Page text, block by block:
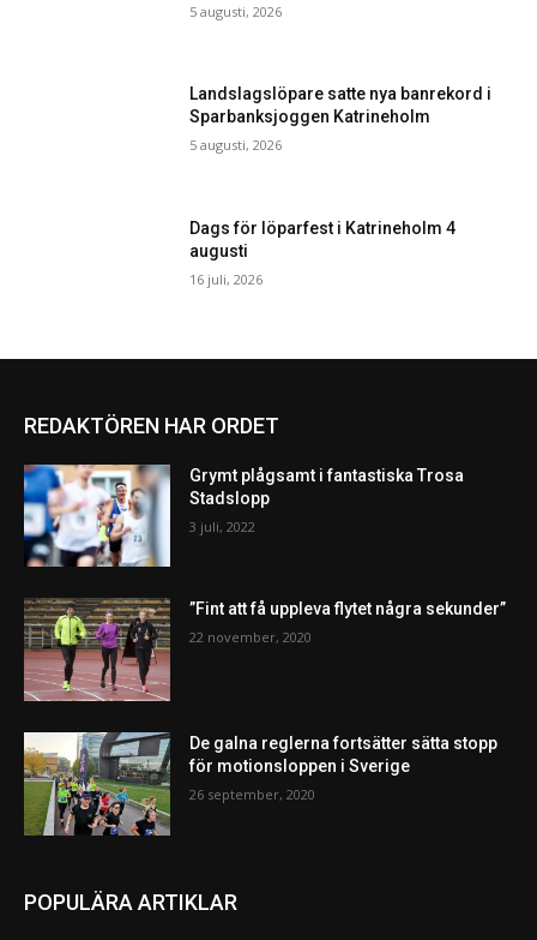
5 augusti, 2026
Landslagslöpare satte nya banrekord i
Sparbanksjoggen Katrineholm
5 augusti, 2026
Dags för löparfest i Katrineholm 4
augusti
16 juli, 2026
REDAKTÖREN HAR ORDET
Grymt plågsamt i fantastiska Trosa
Stadslopp
3 juli, 2022
”Fint att få uppleva flytet några sekunder”
22 november, 2020
De galna reglerna fortsätter sätta stopp
för motionsloppen i Sverige
26 september, 2020
POPULÄRA ARTIKLAR